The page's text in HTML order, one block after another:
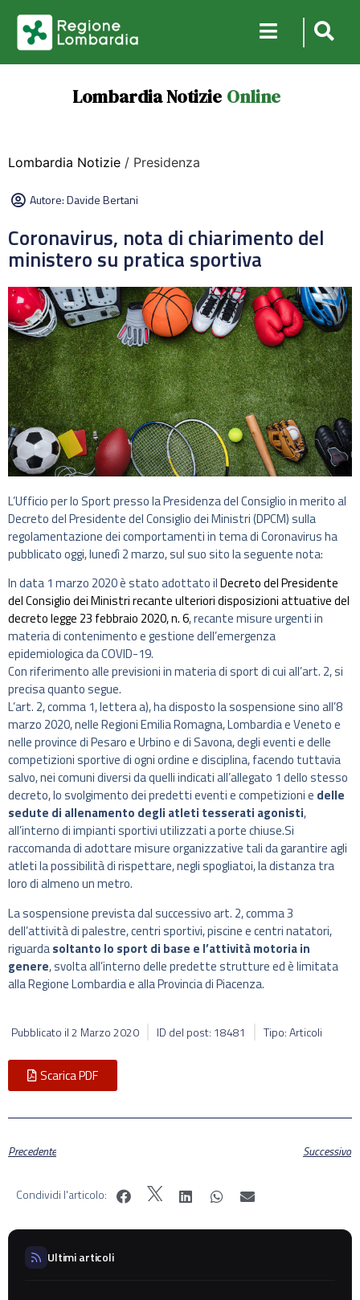
Lombardia Notizie Online
Lombardia Notizie / Presidenza
Autore:Davide Bertani
Coronavirus, nota di chiarimento del
ministero su pratica sportiva
L’Ufficio per lo Sport presso la Presidenza del Consiglio in merito al
Decreto del Presidente del Consiglio dei Ministri (DPCM) sulla
regolamentazione dei comportamenti in tema di Coronavirus ha
pubblicato oggi, lunedì 2 marzo, sul suo sito la seguente nota:
In data 1 marzo 2020 è stato adottato ilDecreto del Presidente
del Consiglio dei Ministri recante ulteriori disposizioni attuative del
decreto legge 23 febbraio 2020, n. 6, recante misure urgenti in
materia di contenimento e gestione dell’emergenza
epidemiologica da COVID-19.
Con riferimento alle previsioni in materia di sport di cui all’art. 2, si
precisa quanto segue.
L’art. 2, comma 1, lettera a), ha disposto la sospensione sino all’8
marzo 2020, nelle Regioni Emilia Romagna, Lombardia e Veneto e
nelle province di Pesaro e Urbino e di Savona, degli eventi e delle
competizioni sportive di ogni ordine e disciplina, facendo tuttavia
salvo, nei comuni diversi da quelli indicati all’allegato 1 dello stesso
decreto, lo svolgimento dei predetti eventi e competizioni e delle
sedute di allenamento degli atleti tesserati agonisti,
all’interno di impianti sportivi utilizzati a porte chiuse.Si
raccomanda di adottare misure organizzative tali da garantire agli
atleti la possibilità di rispettare, negli spogliatoi, la distanza tra
loro di almeno un metro.
La sospensione prevista dal successivo art. 2, comma 3
dell’attività di palestre, centri sportivi, piscine e centri natatori,
riguardasoltanto lo sport di base e l’attività motoria in
genere, svolta all’interno delle predette strutture ed è limitata
alla Regione Lombardia e alla Provincia di Piacenza.
Pubblicato il2 Marzo 2020 ID del post: 18481 Tipo: Articoli
Scarica PDF
Precedente Successivo
Condividi l'articolo:
Ultimi articoli